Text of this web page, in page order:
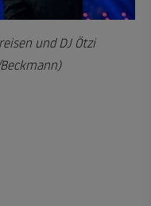
und DJ Ötzi